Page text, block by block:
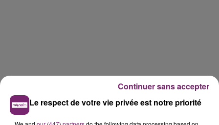
Le respect de votre vie privée est notre priorité
Continuer sans accepter